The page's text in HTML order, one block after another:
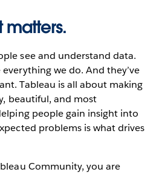
matters.
see and understand data.
we do. And they’ve
Tableau is all about making
beautiful, and most
people gain insight into
problems is what drives
Community, you are